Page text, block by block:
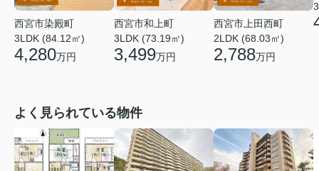
西宮市染殿町
3LDK (84.12㎡)
4,280万円
西宮市和上町
3LDK (73.19㎡)
3,499万円
西宮市上田西町
2LDK (68.03㎡)
2,788万円
よく見られている物件